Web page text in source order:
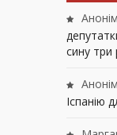
Анонім
сину три
Анонім
Іспанію